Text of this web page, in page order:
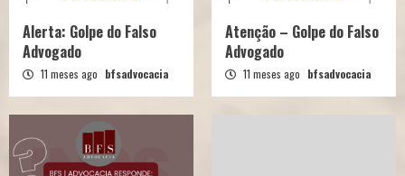
Alerta: Golpe do Falso
Advogado
11 meses ago bfsadvocacia
Atenção – Golpe do Falso
Advogado
11 meses ago bfsadvocacia